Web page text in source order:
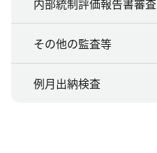
内部統制評価報告書審査
その他の監査等
例月出納検査